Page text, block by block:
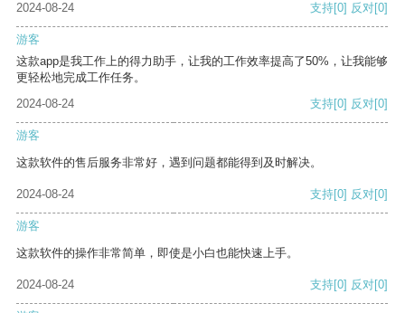
2024-08-24
支持[0] 反对[0]
游客
这款app是我工作上的得力助手，让我的工作效率提高了50%，让我能够
更轻松地完成工作任务。
2024-08-24
支持[0] 反对[0]
游客
这款软件的售后服务非常好，遇到问题都能得到及时解决。
2024-08-24 支持[0] 反对[0]
游客
这款软件的操作非常简单，即使是小白也能快速上手。
2024-08-24 支持[0] 反对[0]